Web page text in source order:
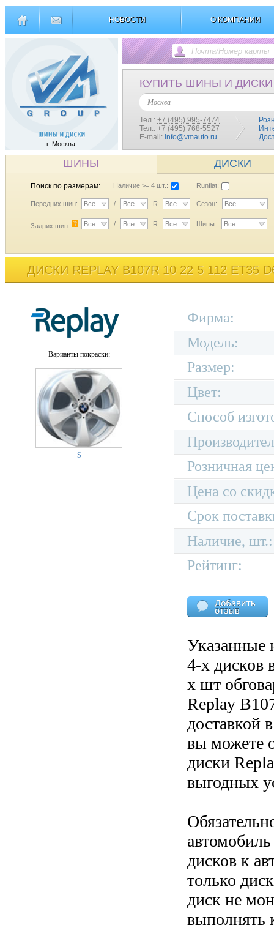
НОВОСТИ О КОМПАНИИ
г. Москва
КУПИТЬ ШИНЫ И ДИСКИ
Москва
Тел.: +7 (495) 995-7474
Тел.: +7 (495) 768-5527
E-mail: info@vmauto.ru
ШИНЫ ДИСКИ
Поиск по размерам: Наличие >= 4 шт.: Runflat:
Передних шин: Все / Все R Все Сезон: Все
Задних шин: ? Все / Все R Все Шипы: Все
ДИСКИ REPLAY B107R 10 22 5 112 ET35
Варианты покраски:
S
Фирма:
Модель:
Размер:
Цвет:
Способ
Розничная
Цена со
Срок
Наличие, шт.:
Рейтинг:
Указанные
4-х дисков
х шт
Replay
доставкой
вы можете
диски
выгодных
дисков к
только
диск не
выполнять